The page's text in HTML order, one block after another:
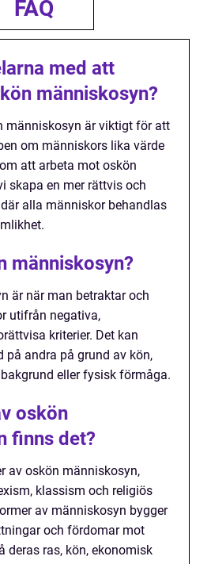
FAQ
med att
människosyn?
människosyn är viktigt för att
om människors lika värde
att arbeta mot oskön
skapa en mer rättvis och
alla människor behandlas
människosyn?
är när man betraktar och
utifrån negativa,
kriterier. Det kan
på andra på grund av kön,
eller fysisk förmåga.
oskön
finns det?
av oskön människosyn,
klassism och religiös
av människosyn bygger
och fördomar mot
deras ras, kön, ekonomisk